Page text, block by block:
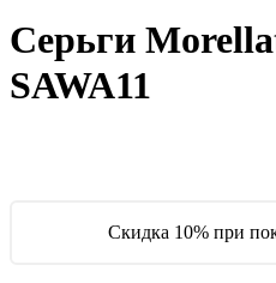
Скидка 10% при
Серьги
SAWA11